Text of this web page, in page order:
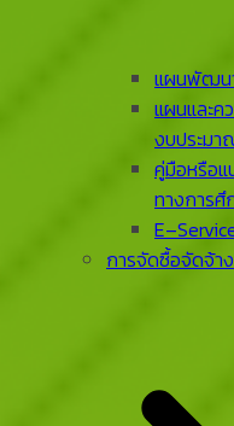
แผนพัฒน
แผนและค
งบประมา
คู่มือหรือแ
ทางการศึ
การจัดซื้อจัดจ้าง